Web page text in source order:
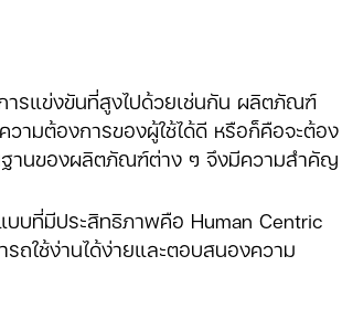
รแข่งขันที่สูงไปด้วยเช่นกัน ผลิตภัณฑ์
ามต้องการของผู้ใช้ได้ดี หรือก็คือจะต้อง
านของผลิตภัณฑ์ต่าง ๆ จึงมีความสำคัญ
บบที่มีประสิทธิภาพคือ Human Centric
ใช้ง่านได้ง่ายและตอบสนองความ